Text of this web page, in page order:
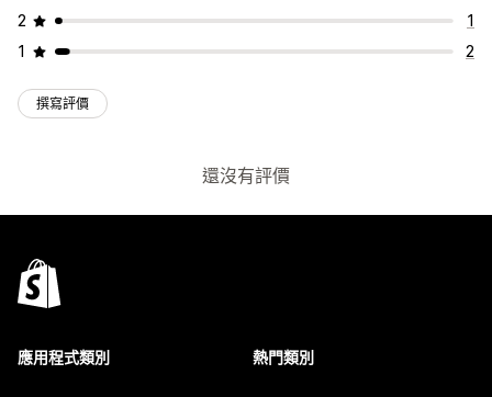
2
1
1
2
撰寫評價
還沒有評價
應用程式類別 熱門類別